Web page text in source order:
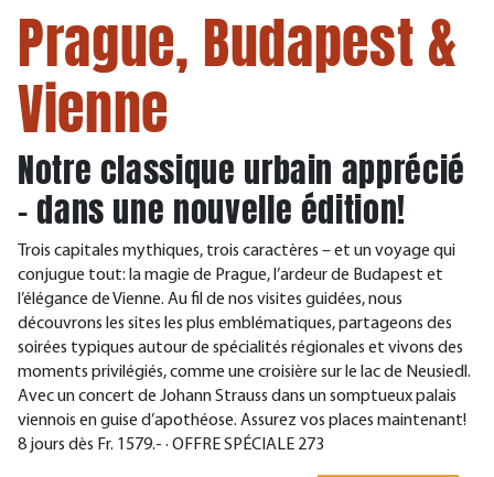
Prague, Budapest &
Vienne
Notre classique urbain apprécié
– dans une nouvelle édition!
Trois capitales mythiques, trois caractères – et un voyage qui
conjugue tout: la magie de Prague, l’ardeur de Budapest et
l’élégance de Vienne. Au fil de nos visites guidées, nous
découvrons les sites les plus emblématiques, partageons des
soirées typiques autour de spécialités régionales et vivons des
moments privilégiés, comme une croisière sur le lac de Neusiedl.
Avec un concert de Johann Strauss dans un somptueux palais
viennois en guise d’apothéose. Assurez vos places maintenant!
8 jours dès Fr. 1579.- · OFFRE SPÉCIALE 273